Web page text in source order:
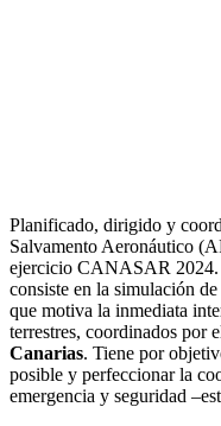
Planificado, dirigido y
Salvamento Aeronáutico
ejercicio CANASAR 2024.
consiste en la simulación
que motiva la inmediata
terrestres, coordinados por
Canarias. Tiene por
posible y perfeccionar la
emergencia y seguridad